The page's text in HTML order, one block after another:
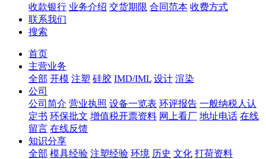
收款银行 业务介绍 交货期限 合同范本 收费方式
联系我们
搜索
首页
主营业务
全部 开模 注塑 硅胶 IMD/IML 设计 渲染
公司
公司简介 营业执照 设备一览表 环评报告 一般纳税人认
定书 环保批文 增值税开票资料 网上看厂 地址电话 在线
留言 在线反馈
知识分享
全部 模具经验 注塑经验 环境 历史 文化 打荷资料